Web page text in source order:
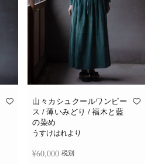
山々カシュクールワンピー
ス / 薄いみどり / 福木と藍
の染め
うすけはれより
¥60,000 税別